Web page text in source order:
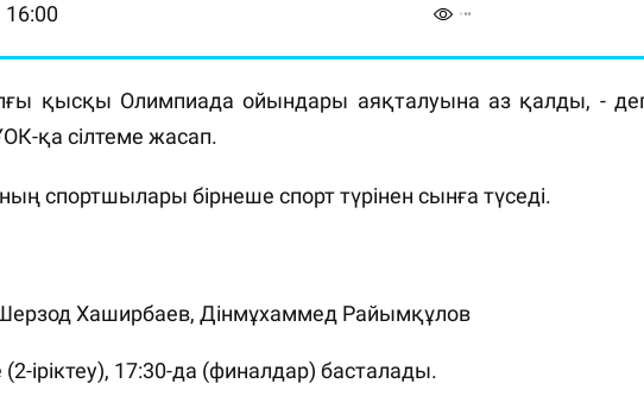
қысқы Олимпиада ойындары аяқталуына аз қалды, -
қа сілтеме жасап.
спортшылары бірнеше спорт түрінен сынға түседі.
Хаширбаев, Дінмұхаммед Райымқұлов
(2-іріктеу), 17:30-да (финалдар) басталады.